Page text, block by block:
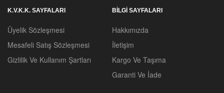
K.V.K.K. SAYFALARI
Üyelik Sözleşmesi
Mesafeli Satış Sözleşmesi
Gizlilik Ve Kullanım Şartları
BİLGİ SAYFALARI
Hakkımızda
İletişim
Kargo Ve Taşıma
Garanti Ve İade